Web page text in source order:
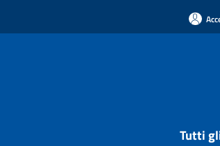
Tutti